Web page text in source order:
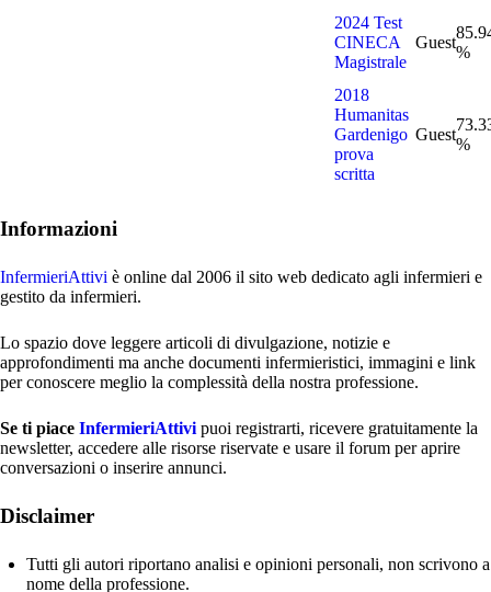
2024 Test
CINECA
Magistrale
Guest
%
2018
Humanitas
Gardenigo
prova
scritta
Guest
%
Informazioni
InfermieriAttivi è online dal 2006 il sito web dedicato agli infermieri e
gestito da infermieri.
Lo spazio dove leggere articoli di divulgazione, notizie e
approfondimenti ma anche documenti infermieristici, immagini e link
per conoscere meglio la complessità della nostra professione.
Se ti piace InfermieriAttivi puoi registrarti, ricevere gratuitamente la
newsletter, accedere alle risorse riservate e usare il forum per aprire
conversazioni o inserire annunci.
Disclaimer
Tutti gli autori riportano analisi e opinioni personali, non scrivono a
nome della professione.